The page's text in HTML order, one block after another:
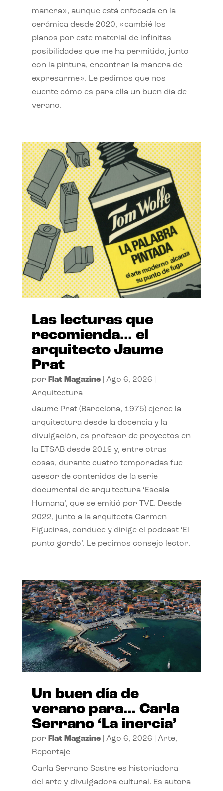
manera», aunque está enfocada en la
cerámica desde 2020, «cambié los
planos por este material de infinitas
posibilidades que me ha permitido, junto
con la pintura, encontrar la manera de
expresarme». Le pedimos que nos
cuente cómo es para ella un buen día de
verano.
Las lecturas que
recomienda… el
arquitecto Jaume
Prat
por Flat Magazine| Ago 6, 2026
Arquitectura
Jaume Prat (Barcelona, 1975) ejerce la
arquitectura desde la docencia y la
divulgación, es profesor de proyectos en
la ETSAB desde 2019 y, entre otras
cosas, durante cuatro temporadas fue
asesor de contenidos de la serie
documental de arquitectura ‘Escala
Humana’, que se emitió por TVE. Desde
2022, junto a la arquitecta Carmen
Figueiras, conduce y dirige el podcast ‘El
punto gordo’. Le pedimos consejo lector.
Un buen día de
verano para… Carla
Serrano ‘La inercia’
por Flat Magazine| Ago 6, 2026 Arte,
Reportaje
Carla Serrano Sastre es historiadora
del arte y divulgadora cultural. Es autora